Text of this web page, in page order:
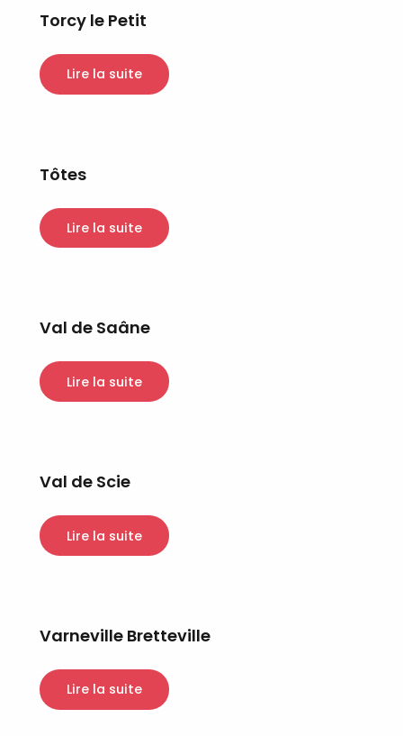
Torcy le Petit
Lire la suite
Tôtes
Lire la suite
Val de Saâne
Lire la suite
Val de Scie
Lire la suite
Varneville Bretteville
Lire la suite